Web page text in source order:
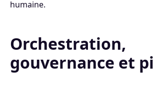
humaine.
Orchestration,
gouvernance et